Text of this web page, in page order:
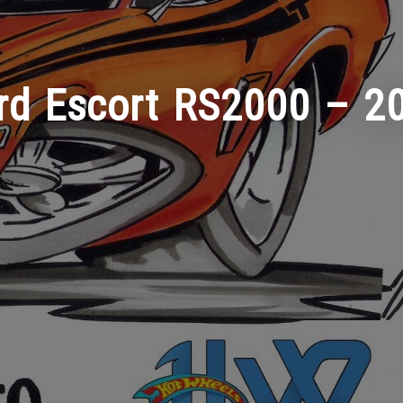
Escort RS2000 –